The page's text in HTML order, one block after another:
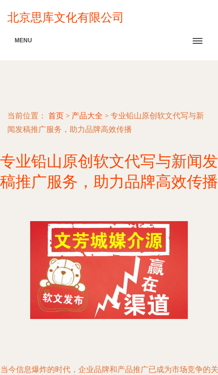
北京思库文化有限公司
MENU
当前位置： 首页 > 产品大全 > 专业铅山原创软文代写与新
闻发稿推广服务，助力品牌高效传播
专业铅山原创软文代写与新闻发
稿推广服务，助力品牌高效传播
今信息爆炸的时代，企业品牌和产品推广已成为市场竞争的关